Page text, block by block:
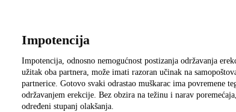
Impotencija
Impotencija, odnosno nemogućnost postizanja održavanja
užitak oba partnera, može imati razoran učinak na
partnerice. Gotovo svaki odrastao muškarac ima povremene
održavanjem erekcije. Bez obzira na težinu i narav
određeni stupanj olakšanja.